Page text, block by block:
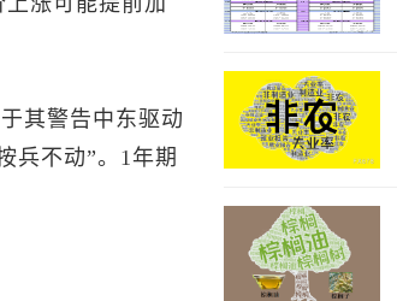
其警告中东驱动
兵不动”。1年期